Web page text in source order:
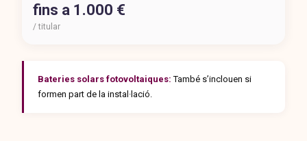
fins a 1.000 €
/ titular
Bateries solars fotovoltaiques: També s’inclouen si
formen part de la instal·lació.